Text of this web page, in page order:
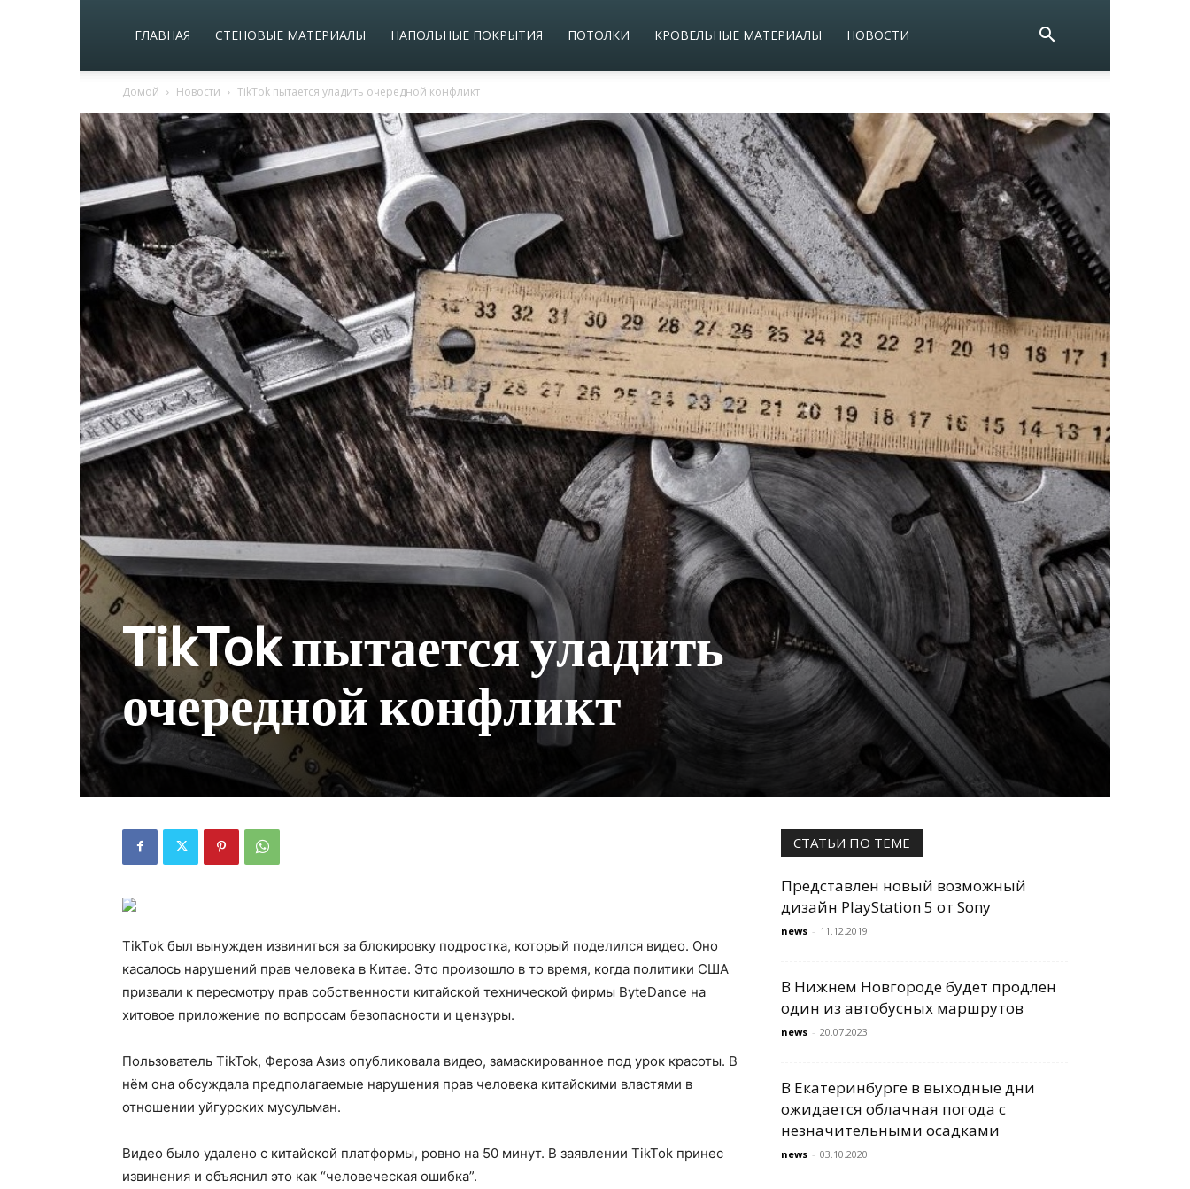
ГЛАВНАЯ СТЕНОВЫЕ МАТЕРИАЛЫ НАПОЛЬНЫЕ ПОКРЫТИЯ ПОТОЛКИ КРОВЕЛЬНЫЕ МАТЕРИАЛЫ НОВОСТИ
Домой Новости TikTok пытается уладить очередной конфликт
TikTok пытается уладить
очередной конфликт
TikTok был вынужден извиниться за блокировку подростка, который поделился видео. Оно
касалось нарушений прав человека в Китае. Это произошло в то время, когда политики США
призвали к пересмотру прав собственности китайской технической фирмы ByteDance на
хитовое приложение по вопросам безопасности и цензуры.
Пользователь TikTok, Фероза Азиз опубликовала видео, замаскированное под урок красоты. В
нём она обсуждала предполагаемые нарушения прав человека китайскими властями в
отношении уйгурских мусульман.
Видео было удалено с китайской платформы, ровно на 50 минут. В заявлении TikTok принес
извинения и объяснил это как “человеческая ошибка”.
СТАТЬИ ПО ТЕМЕ
Представлен новый возможный
дизайн PlayStation 5 от Sony
news - 11.12.2019
В Нижнем Новгороде будет продлен
один из автобусных маршрутов
news - 20.07.2023
В Екатеринбурге в выходные дни
ожидается облачная погода с
незначительными осадками
news - 03.10.2020